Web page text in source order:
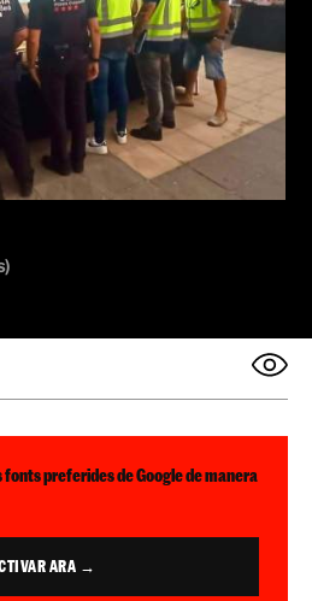
fonts preferides de Google de manera
ARA →